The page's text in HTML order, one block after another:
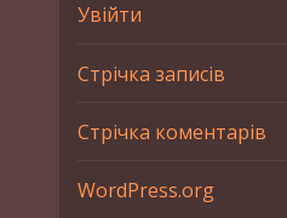
Увійти
Стрічка записів
Стрічка коментарів
WordPress.org